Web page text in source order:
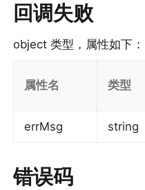
回调失败
object 类型，属性如下：
属性名 类型
errMsg string
错误码